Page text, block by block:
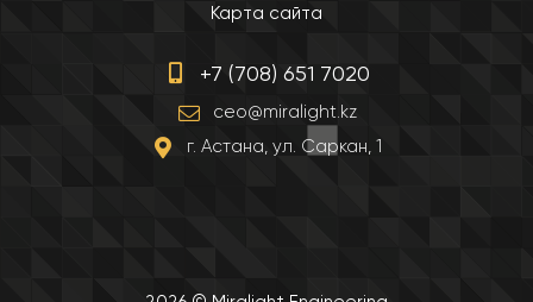
Карта сайта
+7 (708) 651 7020
ceo@miralight.kz
г. Астана, ул. Саркан, 1